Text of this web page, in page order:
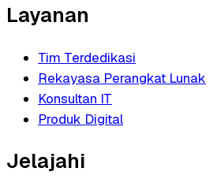
Layanan
Tim Terdedikasi
Rekayasa Perangkat Lunak
Konsultan IT
Produk Digital
Jelajahi